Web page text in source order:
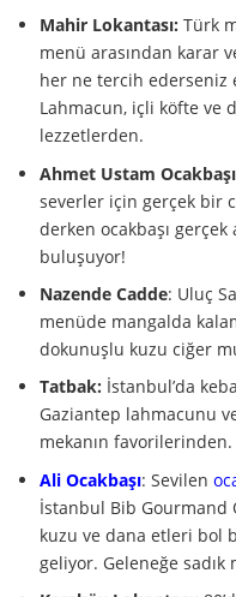
Mahir Lokantası:Türk
menü arasından karar
her ne tercih ederseniz
Lahmacun, içli köfte ve
lezzetlerden.
Ahmet Ustam
severler için gerçek bir
derken ocakbaşı
buluşuyor!
Nazende Cadde: Uluç
menüde mangalda
dokunuşlu kuzu ciğer
Tatbak: İstanbul’da
Gaziantep lahmacunu
mekanın favorilerinden.
Ali Ocakbaşı: Sevilen
İstanbul Bib
kuzu ve dana etleri bol
geliyor. Geleneğe